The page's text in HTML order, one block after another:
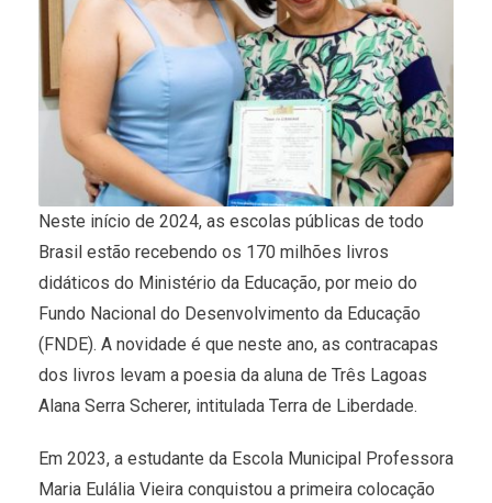
Neste início de 2024, as escolas públicas de todo
Brasil estão recebendo os 170 milhões livros
didáticos do Ministério da Educação, por meio do
Fundo Nacional do Desenvolvimento da Educação
(FNDE). A novidade é que neste ano, as contracapas
dos livros levam a poesia da aluna de Três Lagoas
Alana Serra Scherer, intitulada Terra de Liberdade.
Em 2023, a estudante da Escola Municipal Professora
Maria Eulália Vieira conquistou a primeira colocação